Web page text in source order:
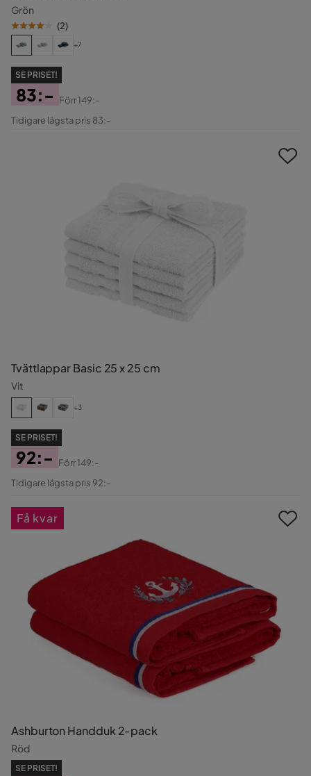
Grön
(2)
+7
SE PRISET!
Pris
83:-
Original
Förr149:-
Tidigare lägsta pris 83:-
Tvättlappar Basic 25 x 25 cm
Vit
+3
SE PRISET!
Pris
92:-
Original
Förr149:-
Tidigare lägsta pris 92:-
Ashburton Handduk 2-pack
Röd
SE PRISET!
Få kvar